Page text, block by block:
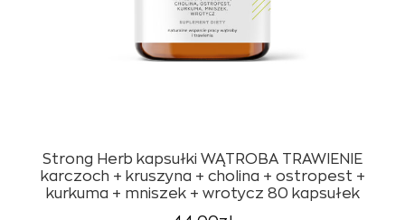
Strong Herb kapsułki WĄTROBA TRAWIENIE
karczoch + kruszyna + cholina + ostropest +
kurkuma + mniszek + wrotycz 80 kapsułek